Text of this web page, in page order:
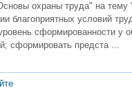
охраны труда" на
благоприятных условий
сформированности у
сформировать предста ...